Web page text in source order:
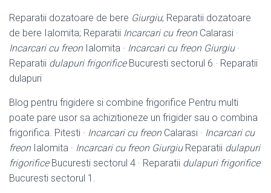
Reparatii dozatoare de bere Giurgiu; Reparatii dozatoare
de bere Ialomita; Reparatii Incarcari cu freonCalarasi ·
Incarcari cu freonIalomita · Incarcari cu freon Giurgiu·
Reparatii dulapuri frigorificeBucuresti sectorul 6 · Reparatii
dulapuri
Blog pentru frigidere si combine frigorifice Pentru multi
poate pare usor sa achizitioneze un frigider sau o combina
frigorifica. Pitesti · Incarcari cu freonCalarasi · Incarcari cu
freonIalomita · Incarcari cu freon GiurgiuReparatii dulapuri
frigorificeBucuresti sectorul 4 · Reparatii dulapuri frigorifice
Bucuresti sectorul 1.